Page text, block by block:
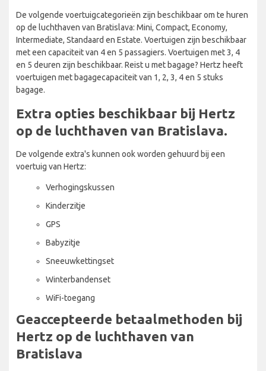
De volgende voertuigcategorieën zijn beschikbaar om te huren
op de luchthaven van Bratislava: Mini, Compact, Economy,
Intermediate, Standaard en Estate. Voertuigen zijn beschikbaar
met een capaciteit van 4 en 5 passagiers. Voertuigen met 3, 4
en 5 deuren zijn beschikbaar. Reist u met bagage? Hertz heeft
voertuigen met bagagecapaciteit van 1, 2, 3, 4 en 5 stuks
bagage.
Extra opties beschikbaar bij Hertz
op de luchthaven van Bratislava.
De volgende extra's kunnen ook worden gehuurd bij een
voertuig van Hertz:
Verhogingskussen
Kinderzitje
GPS
Babyzitje
Sneeuwkettingset
Winterbandenset
WiFi-toegang
Geaccepteerde betaalmethoden bij
Hertz op de luchthaven van
Bratislava